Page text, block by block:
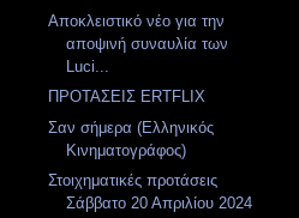
Αποκλειστικό νέο για την
αποψινή συναυλία των
Luci...
ΠΡΟΤΑΣΕΙΣ ERTFLIX
Σαν σήμερα (Ελληνικός
Κινηματογράφος)
Στοιχηματικές προτάσεις
Σάββατο 20 Απριλίου 2024